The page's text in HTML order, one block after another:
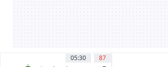
05:30 87